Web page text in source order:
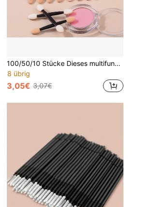
100/50/10 Stücke Dieses multifunktionale Make-up-Werkzeug ist ein Schwammkopf, ein Doppelkopf-Lidschattenpinsel und kann auch als Nagelkunst-Applikator verwendet werden
8 übrig
3,05€ 3,07€